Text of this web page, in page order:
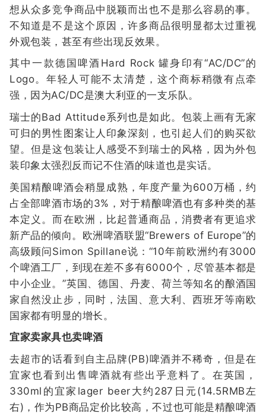
想从众多竞争商品中脱颖而出也不是那么容易的事。
不知道是不是这个原因，许多商品很明显都太过重视
外观包装，甚至有些出现反效果。
其中一款德国啤酒Hard Rock 罐身印有“AC/DC”的
Logo。年轻人可能不太清楚，这个商标稍微有点牵
强，因为AC/DC是澳大利亚的一支乐队。
瑞士的Bad Attitude系列也是如此。包装上画有无家
可归的男性图案让人印象深刻，也引起人们的购买欲
望。但是这包装让人感受不到瑞士的风格，因为外包
装印象太强烈反而记不住酒的味道也是实话。
美国精酿啤酒会稍显成熟，年度产量为600万桶，约
占全部啤酒市场的3%，对于精酿啤酒也有多种类的基
本定义。而在欧洲，比起普通商品，消费者有更追求
新产品的倾向。欧洲啤酒联盟“Brewers of Europe”的
高级顾问Simon Spillane说：“10年前欧洲约有3000
个啤酒工厂，到现在差不多有6000个，尽管基本都是
中小企业。”英国、德国、丹麦、荷兰等知名的酿酒国
家自然没止步，同时，法国、意大利、西班牙等南欧
国家都有明显的增长。
宜家卖家具也卖啤酒
去超市的话看到自主品牌(PB)啤酒并不稀奇，但是在
宜家也看到出售啤酒就有些出乎意料了。在英国，
330ml的宜家lager beer大约287日元(14.5RMB左
右)，作为PB商品定价比较高，不过也可能是精酿啤酒